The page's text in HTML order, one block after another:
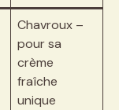
Chavroux –
pour sa
crème
fraîche
unique